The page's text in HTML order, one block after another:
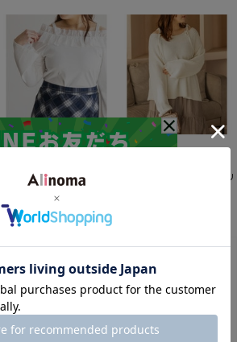
CLETTEオリジナルフリルオフシ
ョルリブトップス
5,929円
CLETTEオリジナルショルダーリ